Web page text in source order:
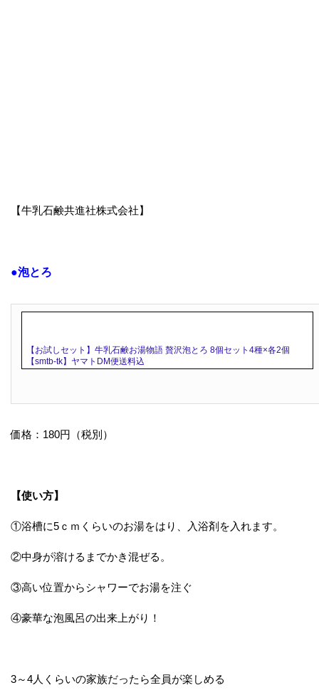
【牛乳石鹸共進社株式会社】
●泡とろ
【お試しセット】牛乳石鹸お湯物語 贅沢泡とろ 8個セット4種×各2個
【smtb-tk】ヤマトDM便送料込
価格：180円（税別）
【使い方】
①浴槽に5ｃｍくらいのお湯をはり、入浴剤を入れます。
②中身が溶けるまでかき混ぜる。
③高い位置からシャワーでお湯を注ぐ
④豪華な泡風呂の出来上がり！
3～4人くらいの家族だったら全員が楽しめる